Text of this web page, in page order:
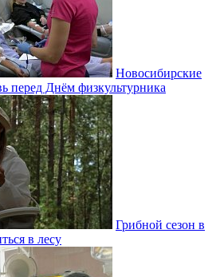
Новосибирские
перед Днём физкультурника
Грибной сезон в
в лесу